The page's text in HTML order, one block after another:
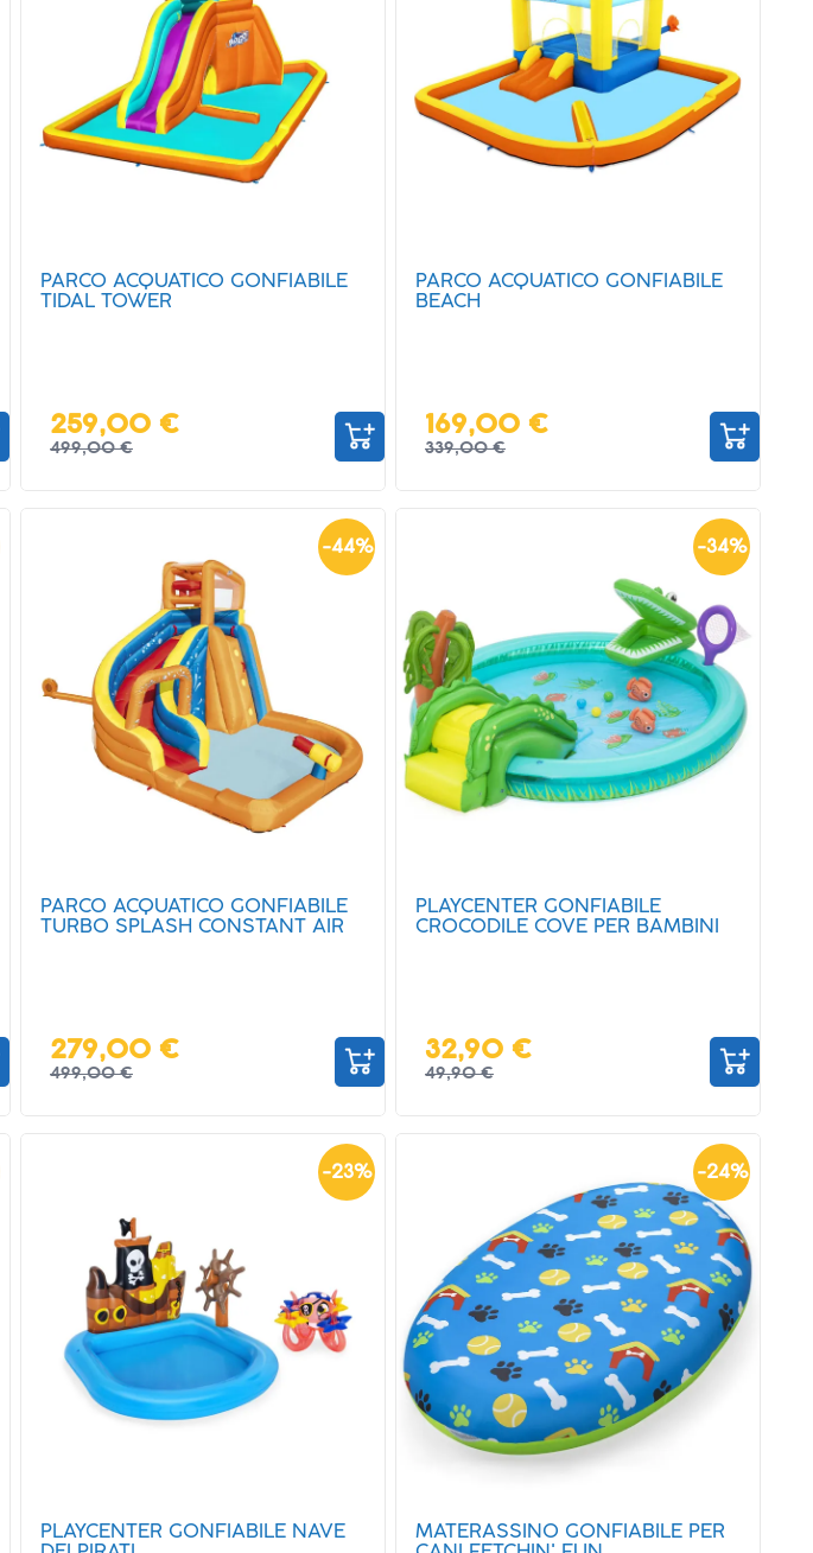
PARCO ACQUATICO GONFIABILE
TIDAL TOWER
259,00 €
499,00 €
PARCO ACQUATICO GONFIABILE
BEACH
169,00 €
339,00 €
-44%
PARCO ACQUATICO GONFIABILE
TURBO SPLASH CONSTANT AIR
279,00 €
499,00 €
-34%
PLAYCENTER GONFIABILE
CROCODILE COVE PER BAMBINI
32,90 €
49,90 €
-23%
PLAYCENTER GONFIABILE NAVE
-24%
MATERASSINO GONFIABILE PER